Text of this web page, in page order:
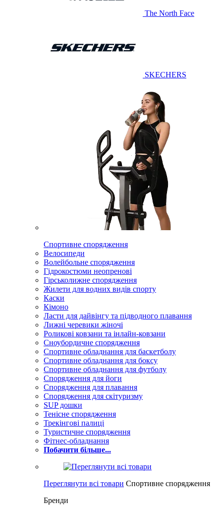
The North Face
SKECHERS
Спортивне спорядження
Велосипеди
Волейбольне спорядження
Гідрокостюми неопренові
Гірськолижне спорядження
Жилети для водних видів спорту
Каски
Кімоно
Ласти для дайвінгу та підводного плавання
Лижні черевики жіночі
Роликові ковзани та інлайн-ковзани
Сноубордичне спорядження
Спортивне обладнання для баскетболу
Спортивне обладнання для боксу
Спортивне обладнання для футболу
Спорядження для йоги
Спорядження для плавання
Спорядження для скітуризму
SUP дошки
Тенісне спорядження
Трекінгові палиці
Туристичне спорядження
Фітнес-обладнання
Побачити більше...
Переглянути всі товари Спортивне спорядження
Бренди